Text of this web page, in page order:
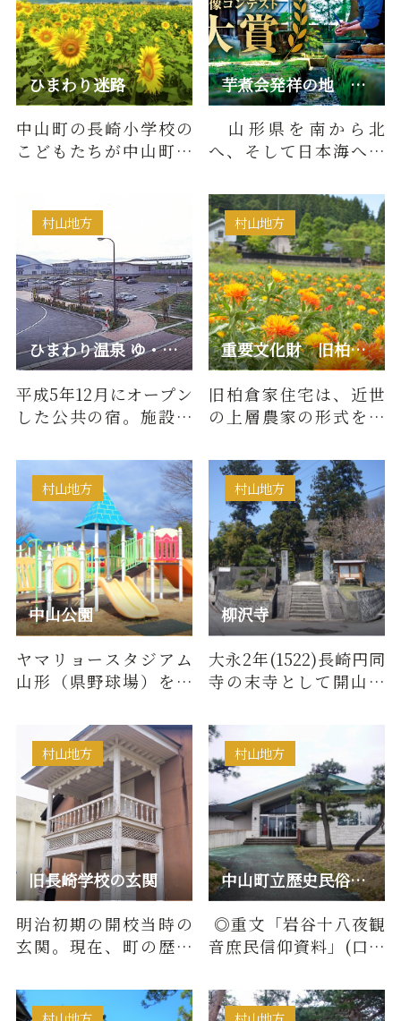
ひまわり迷路
中山町の長崎小学校の
こどもたちが中山町を
の「ひま…
芋煮会発祥の地 中山町
山形県を南から北
へ、そして日本海へ流
にはこの山形県の母な
る川、最上…
ひまわり温泉 ゆ・ら・ら
村山地方
平成5年12月にオープン
した公共の宿。施設の
川橋梁は、フラワー長
井線荒…
重要文化財 旧柏倉家住宅（九左衛門）
村山地方
旧柏倉家住宅は、近世
の上層農家の形式を継
っています。現在の主屋
は前身…
中山公園
村山地方
ヤマリョースタジアム
山形（県野球場）を中
的広場等の施設を配置
した運動…
柳沢寺
村山地方
大永2年(1522)長崎円同
寺の末寺として開山。
現の山門(裏門)を神仏分
離令…
旧長崎学校の玄関
村山地方
明治初期の開校当時の
玄関。現在、町の歴史
ている。(町指定文化財)
長崎小…
中山町立歴史民俗資料館
村山地方
◎重文「岩谷十八夜観
音庶民信仰資料」(口寄
点)、内陸の農耕文化資
料・…